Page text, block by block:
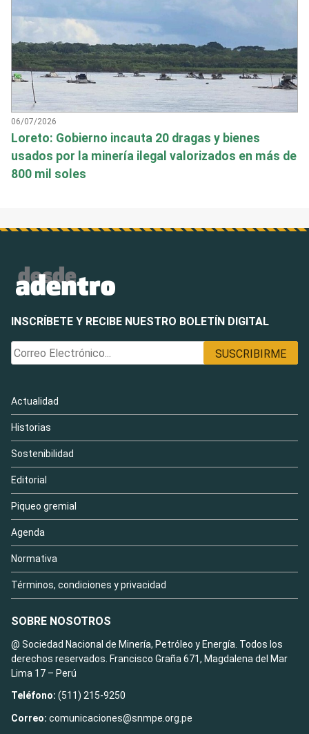
06/07/2026
Loreto: Gobierno incauta 20 dragas y bienes
usados por la minería ilegal valorizados en más de
800 mil soles
INSCRÍBETE Y RECIBE NUESTRO BOLETÍN DIGITAL
Actualidad
Historias
Sostenibilidad
Editorial
Piqueo gremial
Agenda
Normativa
Términos, condiciones y privacidad
SOBRE NOSOTROS
@ Sociedad Nacional de Minería, Petróleo y Energía. Todos los
derechos reservados. Francisco Graña 671, Magdalena del Mar
Lima 17 – Perú
Teléfono: (511) 215-9250
Correo: comunicaciones@snmpe.org.pe